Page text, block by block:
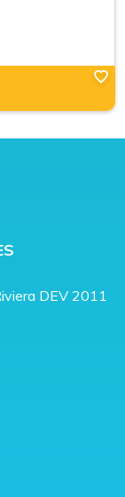
DEV 2011